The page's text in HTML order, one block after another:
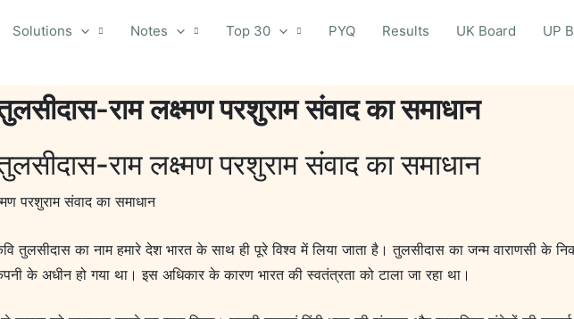
Solutions Notes Top 30 PYQ Results UK Board UP
राम लक्ष्मण परशुराम संवाद का समाधान
राम लक्ष्मण परशुराम संवाद का समाधान
परशुराम संवाद का समाधान
तुलसीदास का नाम हमारे देश भारत के साथ ही पूरे विश्व में लिया जाता है। तुलसीदास का जन्म वाराणसी
के अधीन हो गया था। इस अधिकार के कारण भारत की स्वतंत्रता को टाला जा रहा था।